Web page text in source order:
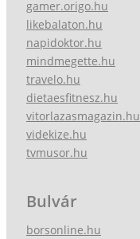
gamer.origo.hu
likebalaton.hu
napidoktor.hu
mindmegette.hu
travelo.hu
dietaesfitnesz.hu
vitorlazasmagazin.hu
videkize.hu
tvmusor.hu
Bulvár
borsonline.hu